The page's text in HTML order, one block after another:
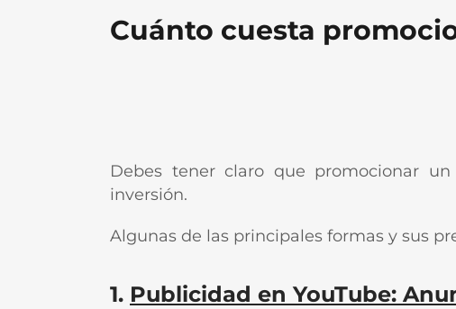
Cuánto cuesta
Debes tener claro que promocionar
inversión.
Algunas de las principales formas y sus
1. Publicidad en YouTube: